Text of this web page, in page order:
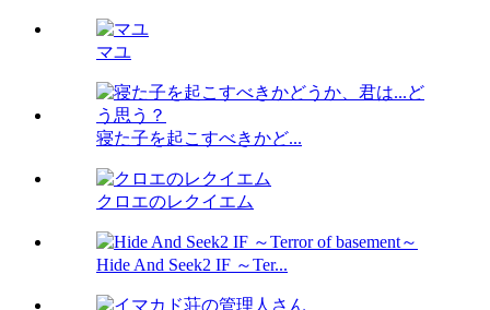
マユ
寝た子を起こすべきかど...
クロエのレクイエム
Hide And Seek2 IF ～Ter...